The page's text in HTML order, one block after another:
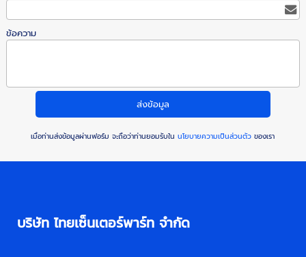
ข้อความ
เมื่อท่านส่งข้อมูลผ่านฟอร์ม จะถือว่าท่านยอมรับในนโยบายความเป็นส่วนตัว ของเรา
บริษัท ไทยเซ็นเตอร์พาร์ท จำกัด